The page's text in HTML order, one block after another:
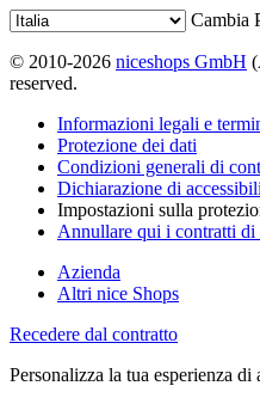
Cambia
© 2010-2026 niceshops GmbH
reserved.
Informazioni legali e
Protezione dei dati
Condizioni generali di
Dichiarazione di
Impostazioni sulla
Annullare qui i contratti di
Azienda
Altri nice Shops
Recedere dal contratto
Personalizza la tua esperienza di